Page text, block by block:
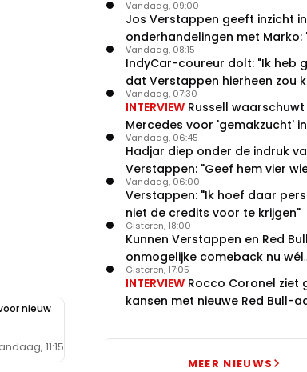
nieuw
11:15
Jos Verstappen geeft inzicht in
onderhandelingen met Marko:
was ik erg door verrast"
Vandaag, 09:00
IndyCar-coureur dolt: "Ik heb
dat Verstappen hierheen zou
Vandaag, 08:15
INTERVIEW Russell waarschuwt
Mercedes voor 'gemakzucht'
met concurrentie
Vandaag, 07:30
Hadjar diep onder de indruk
Verstappen: "Geef hem vier
levert"
Vandaag, 06:45
Verstappen: "Ik hoef daar
niet de credits voor te krijgen"
Vandaag, 06:00
Kunnen Verstappen en Red
onmogelijke comeback nu wél
bewerkstelligen?
Gisteren, 18:00
INTERVIEW Rocco Coronel ziet
kansen met nieuwe Red Bull-
Gisteren, 17:05
MEER NIEUWS